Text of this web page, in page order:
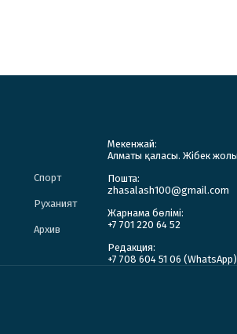
Спорт
Руханият
Архив
Мекенжай:
Алматы қаласы. Жібек
Пошта:
zhasalash100@gmail.com
Жарнама бөлімі:
+7 701 220 64 52
Редакция:
+7 708 604 51 06 (WhatsApp)